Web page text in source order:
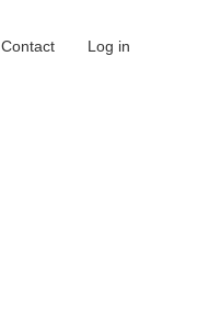
Contact Log in